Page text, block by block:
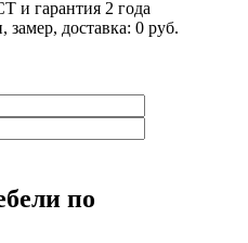
и гарантия 2 года
доставка: 0 руб.
по